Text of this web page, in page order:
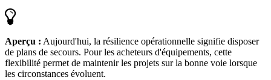
Aperçu : Aujourd'hui, la résilience opérationnelle signifie disposer
de plans de secours. Pour les acheteurs d'équipements, cette
flexibilité permet de maintenir les projets sur la bonne voie lorsque
les circonstances évoluent.